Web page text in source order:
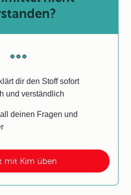
mit Kim üben
dir den Stoff sofort
und verständlich
deinen Fragen und